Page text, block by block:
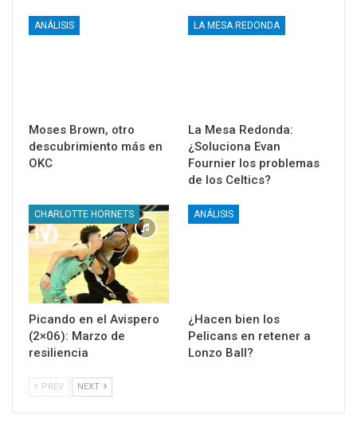
ANÁLISIS
Moses Brown, otro
descubrimiento más en
OKC
LA MESA REDONDA
La Mesa Redonda:
¿Soluciona Evan
Fournier los problemas
de los Celtics?
CHARLOTTE HORNETS
Picando en el Avispero
(2×06): Marzo de
resiliencia
ANÁLISIS
¿Hacen bien los
Pelicans en retener a
Lonzo Ball?
PREV NEXT